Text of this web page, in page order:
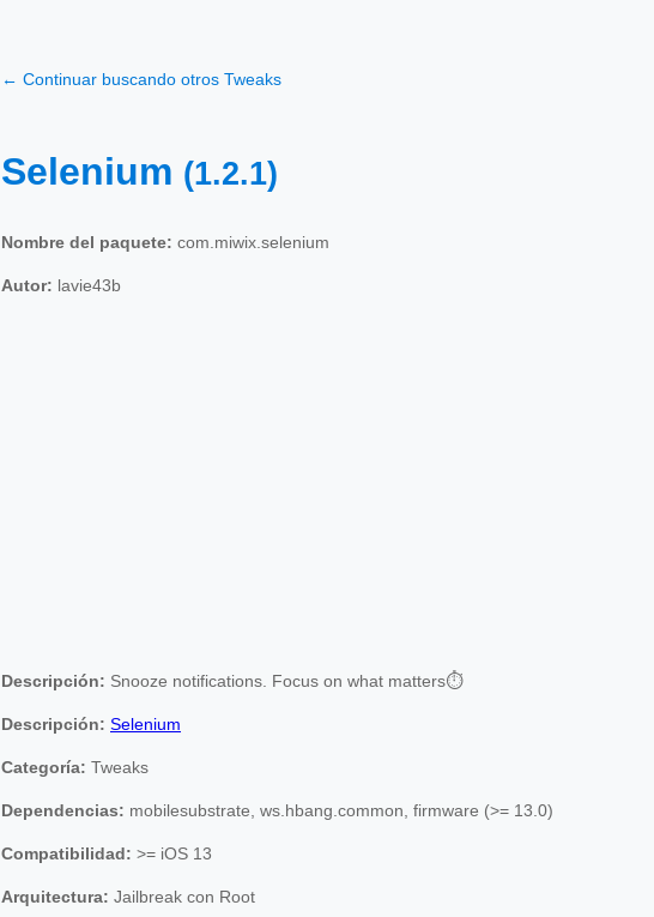
← Continuar buscando otros Tweaks
Selenium (1.2.1)
Nombre del paquete: com.miwix.selenium
Autor: lavie43b
Descripción: Snooze notifications. Focus on what matters⏱
Descripción: Selenium
Categoría: Tweaks
Dependencias: mobilesubstrate, ws.hbang.common, firmware (>= 13.0)
Compatibilidad: >= iOS 13
Arquitectura: Jailbreak con Root